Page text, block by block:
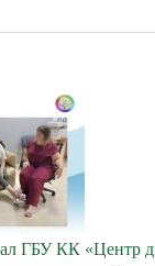
ГБУ КК «Центр